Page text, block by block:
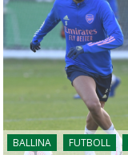
BALLINA FUTBOLL